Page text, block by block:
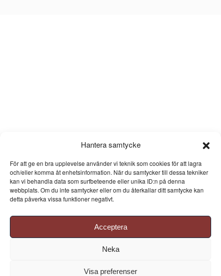
Hantera samtycke
För att ge en bra upplevelse använder vi teknik som cookies för att lagra
och/eller komma åt enhetsinformation. När du samtycker till dessa tekniker
kan vi behandla data som surfbeteende eller unika ID:n på denna
webbplats. Om du inte samtycker eller om du återkallar ditt samtycke kan
detta påverka vissa funktioner negativt.
Acceptera
Neka
Visa preferenser